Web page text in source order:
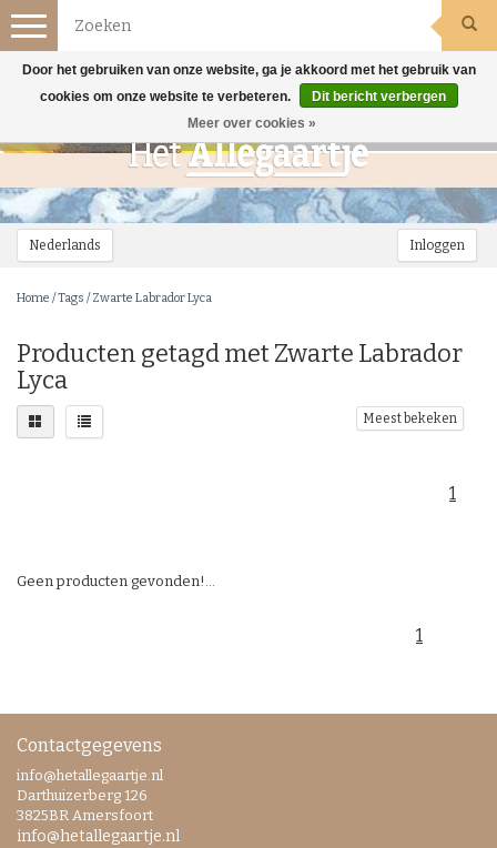
Nederlands Inloggen
Toggle
navigation
Home /Tags /Zwarte Labrador Lyca
Producten getagd met Zwarte Labrador
Lyca
Meest bekeken
1
Geen producten gevonden!...
1
Contactgegevens
info@hetallegaartje.nl
Darthuizerberg 126
3825BR Amersfoort
info@hetallegaartje.nl
Door het gebruiken van onze website, ga je akkoord met het gebruik van
cookies om onze website te verbeteren.
Dit bericht verbergen
Meer over cookies »